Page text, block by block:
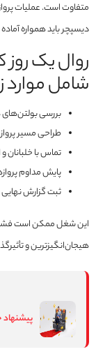
دیسپچر باید همواره
روال یک
شامل موارد
بررسی
طراحی مسیر
تماس با خلبانان و
پایش مداوم
ثبت گزارش نهایی
این شغل ممکن است فشار
هیجان‌انگیزترین و
پیشنهاد